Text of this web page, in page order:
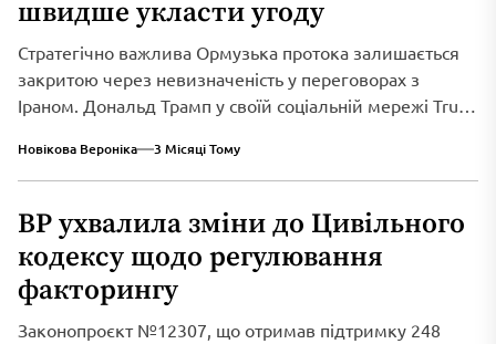
швидше укласти угоду
Стратегічно важлива Ормузька протока залишається
закритою через невизначеність у переговорах з
Іраном. Дональд Трамп у своїй соціальній мережі Truth
Новікова Вероніка 3 Місяці Тому
ВР ухвалила зміни до Цивільного
кодексу щодо регулювання
факторингу
Законопроєкт №12307, що отримав підтримку 248